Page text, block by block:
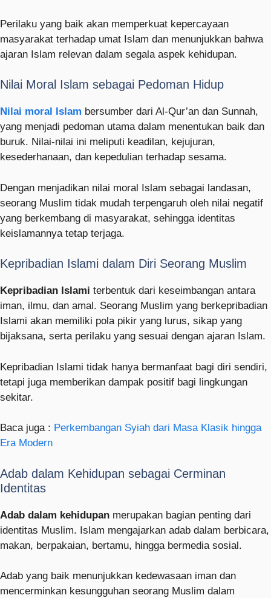
Perilaku yang baik akan memperkuat kepercayaan
masyarakat terhadap umat Islam dan menunjukkan bahwa
ajaran Islam relevan dalam segala aspek kehidupan.
Nilai Moral Islam sebagai Pedoman Hidup
Nilai moral Islam bersumber dari Al-Qur’an dan Sunnah,
yang menjadi pedoman utama dalam menentukan baik dan
buruk. Nilai-nilai ini meliputi keadilan, kejujuran,
kesederhanaan, dan kepedulian terhadap sesama.
Dengan menjadikan nilai moral Islam sebagai landasan,
seorang Muslim tidak mudah terpengaruh oleh nilai negatif
yang berkembang di masyarakat, sehingga identitas
keislamannya tetap terjaga.
Kepribadian Islami dalam Diri Seorang Muslim
Kepribadian Islami terbentuk dari keseimbangan antara
iman, ilmu, dan amal. Seorang Muslim yang berkepribadian
Islami akan memiliki pola pikir yang lurus, sikap yang
bijaksana, serta perilaku yang sesuai dengan ajaran Islam.
Kepribadian Islami tidak hanya bermanfaat bagi diri sendiri,
tetapi juga memberikan dampak positif bagi lingkungan
sekitar.
Baca juga : Perkembangan Syiah dari Masa Klasik hingga
Era Modern
Adab dalam Kehidupan sebagai Cerminan
Identitas
Adab dalam kehidupan merupakan bagian penting dari
identitas Muslim. Islam mengajarkan adab dalam berbicara,
makan, berpakaian, bertamu, hingga bermedia sosial.
Adab yang baik menunjukkan kedewasaan iman dan
mencerminkan kesungguhan seorang Muslim dalam